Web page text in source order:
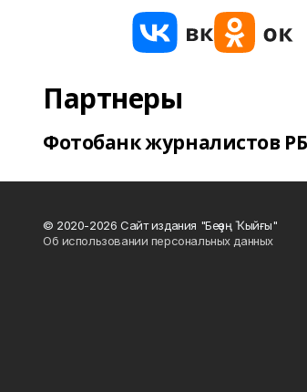
Партнеры
Фотобанк журналистов РБ
© 2020-2026 Сайт издания "Беҙҙең Ҡыйғы"
Об использовании персональных данных